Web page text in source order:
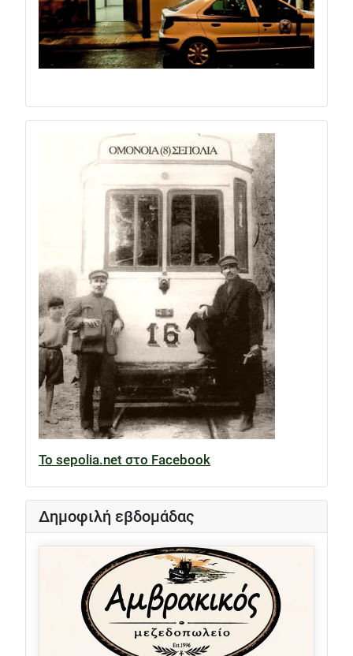
Το sepolia.net στο Facebook
Δημοφιλή εβδομάδας